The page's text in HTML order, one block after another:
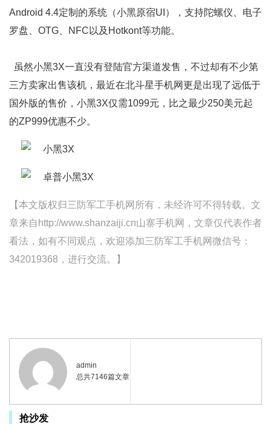
Android 4.4定制的系统（小黑原宿UI），支持陀螺仪、电子
罗盘、OTG、NFC以及Hotkont等功能。
虽然小黑3X一直没有登陆官方渠道发售，不过却有不少第
三方卖家出售该机，最近在北斗星手机网更是出现了远低于
国外版的售价，小黑3X仅需1099元，比之最少250美元起
的ZP999优惠不少。
【本文版权归三防军工手机网所有，未经许可不得转载。文
章来自http://www.shanzaiji.cn山寨手机网，文章仅代表作者
看法，如有不同观点，欢迎添加三防军工手机网微信号：
342019368，进行交流。】
admin
总共7146篇文章
抢沙发